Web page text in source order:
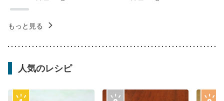
もっと見る
人気のレシピ